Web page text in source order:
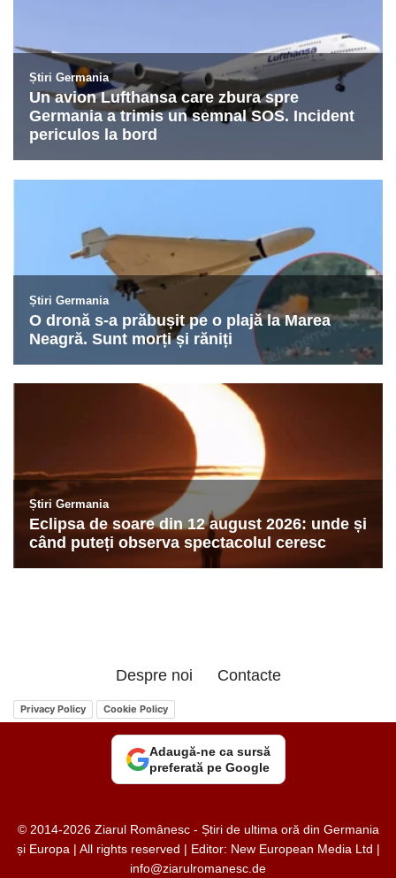
Despre noi Contacte
Privacy Policy Cookie Policy
Adaugă-ne ca sursă
preferată pe Google
© 2014-2026 Ziarul Românesc - Știri de ultima oră din Germania
și Europa | All rights reserved | Editor: New European Media Ltd |
info@ziarulromanesc.de